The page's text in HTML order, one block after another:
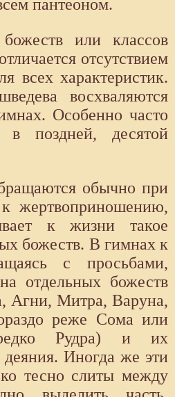
пантеоном.
или классов
отсутствием
всех характеристик.
восхваляются
Особенно часто
в поздней, десятой
обычно при
жертвоприношению,
к жизни такое
божеств. В гимнах к
с просьбами,
отдельных божеств
Агни, Митра, Варуна,
реже Сома или
Рудра) и их
деяния. Иногда же эти
тесно слиты между